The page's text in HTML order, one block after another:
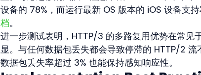
设备的 78%，而运行最新 OS 版本的 iOS 设备支
档。
进一步测试表明，HTTP/3 的多路复用优势在常见
显。与任何数据包丢失都会导致停滞的 HTTP/2
数据包丢失率超过 3% 也能保持感知响应性。